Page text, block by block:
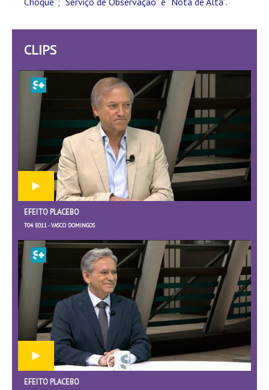
CLIPS
EFEITO PLACEBO
T04 E011 - VASCO DOMINGOS
EFEITO PLACEBO